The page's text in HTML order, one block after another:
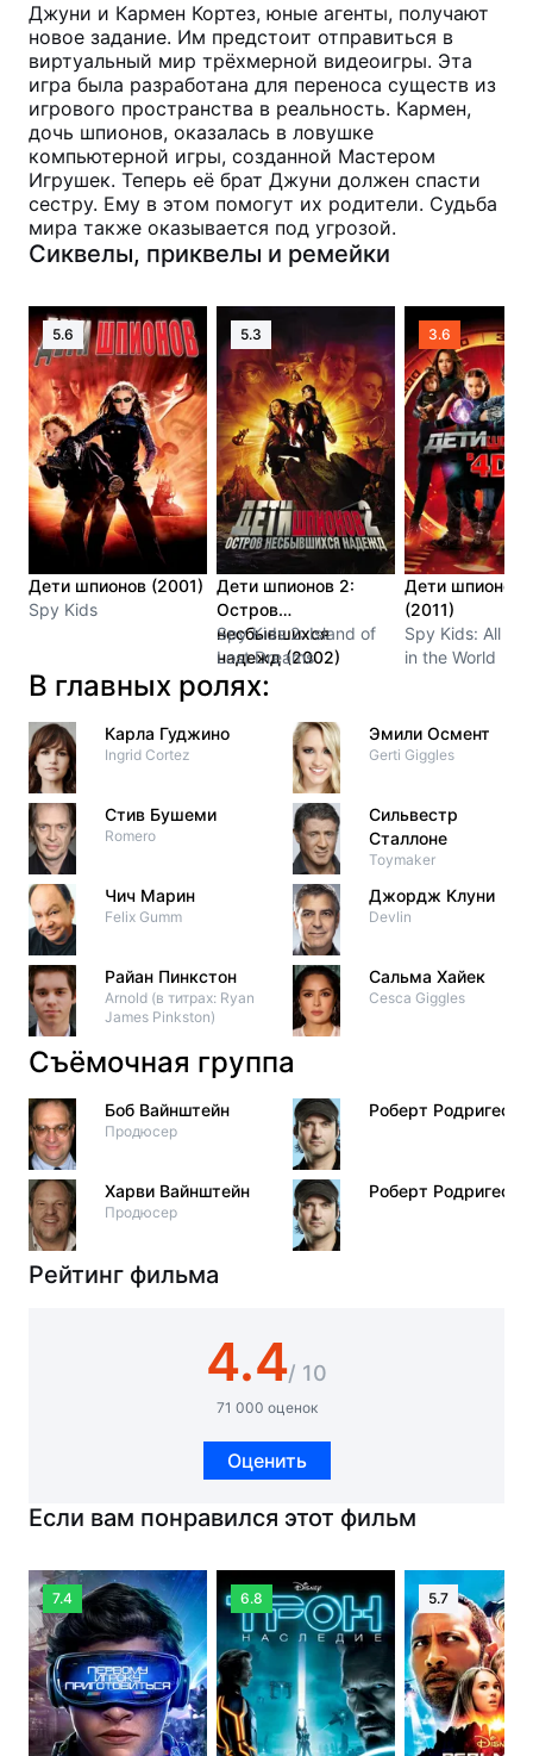
Джуни и Кармен Кортез, юные агенты, получают
новое задание. Им предстоит отправиться в
виртуальный мир трёхмерной видеоигры. Эта
игра была разработана для переноса существ из
игрового пространства в реальность. Кармен,
дочь шпионов, оказалась в ловушке
компьютерной игры, созданной Мастером
Игрушек. Теперь её брат Джуни должен спасти
сестру. Ему в этом помогут их родители. Судьба
мира также оказывается под угрозой.
Сиквелы, приквелы и ремейки
5.6
Дети шпионов (2001)
Spy Kids
5.3
Дети шпионов 2:
Остров
несбывшихся
надежд (2002)
Spy Kids 2: Island of
Lost Dreams
3.6
Дети шпионов
(2011)
Spy Kids: All
in the World
В главных ролях:
Карла Гуджино
Ingrid Cortez
Стив Бушеми
Romero
Чич Марин
Felix Gumm
Райан Пинкстон
Arnold (в титрах: Ryan
James Pinkston)
Эмили Осмент
Gerti Giggles
Сильвестр
Сталлоне
Toymaker
Джордж Клуни
Devlin
Сальма Хайек
Cesca Giggles
Съёмочная группа
Боб Вайнштейн
Продюсер
Харви Вайнштейн
Продюсер
Роберт Родригес
Роберт Родригес
Рейтинг фильма
4.4/ 10
71 000 оценок
Оценить
Если вам понравился этот фильм
7.4 6.8 5.7